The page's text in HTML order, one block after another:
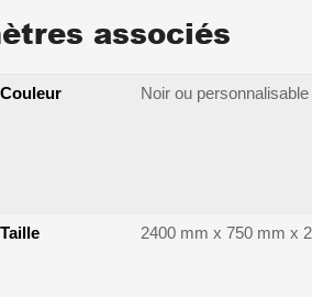
associés
Couleur Noir ou personnalisable
Taille 2400 mm x 750 mm x